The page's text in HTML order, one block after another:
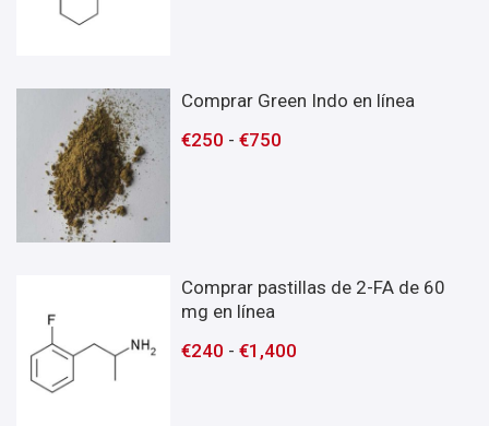
Comprar Green Indo en línea
€250 -€750
Comprar pastillas de 2-FA de 60
mg en línea
€240 -€1,400